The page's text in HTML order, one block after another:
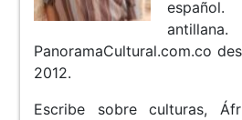
PanoramaCultural.com.co
2012.
Escribe sobre culturas,